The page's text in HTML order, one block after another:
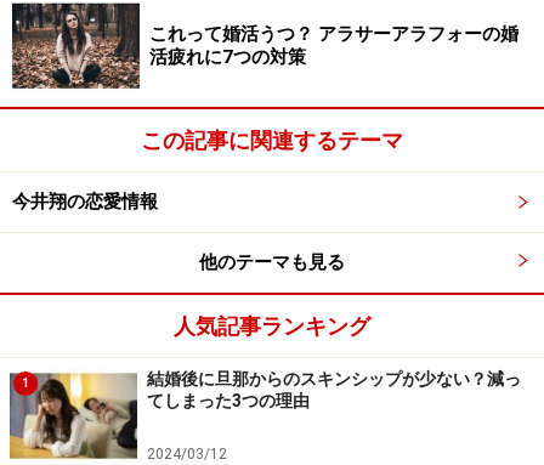
次は、モテる男の「時間の価値」についてお伝えしま
す。
※記事内容は執筆時点のものです。最新の内容をご確認くださ
い。
/2
これって婚活うつ？ アラサーアラフォーの婚
活疲れに7つの対策
この記事に関連するテーマ
今井翔の恋愛情報
他のテーマも見る
人気記事ランキング
1
結婚後に旦那からのスキンシップが少ない？減っ
てしまった3つの理由
2024/03/12